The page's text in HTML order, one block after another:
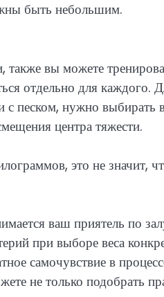
быть небольшим.
также вы можете
отдельно для каждого.
песком, нужно выбирать
центра тяжести.
это не значит,
ваш приятель по
при выборе веса
самочувствие в
не только подобрать